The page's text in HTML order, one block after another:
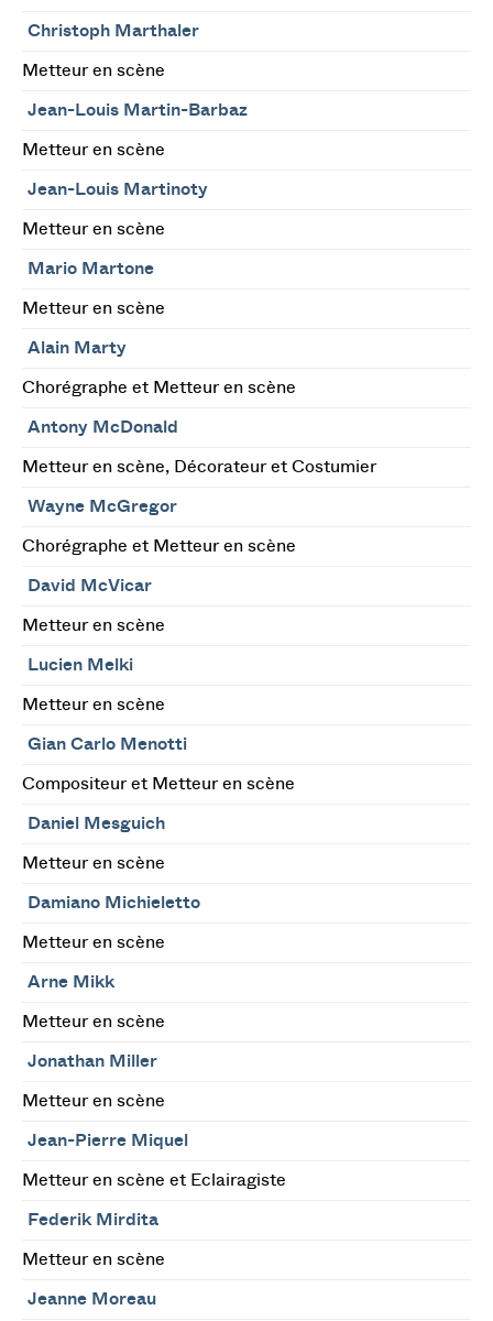
Christoph Marthaler
Metteur en scène
Jean-Louis Martin-Barbaz
Metteur en scène
Jean-Louis Martinoty
Metteur en scène
Mario Martone
Metteur en scène
Alain Marty
Chorégraphe et Metteur en scène
Antony McDonald
Metteur en scène, Décorateur et Costumier
Wayne McGregor
Chorégraphe et Metteur en scène
David McVicar
Metteur en scène
Lucien Melki
Metteur en scène
Gian Carlo Menotti
Compositeur et Metteur en scène
Daniel Mesguich
Metteur en scène
Damiano Michieletto
Metteur en scène
Arne Mikk
Metteur en scène
Jonathan Miller
Metteur en scène
Jean-Pierre Miquel
Metteur en scène et Eclairagiste
Federik Mirdita
Metteur en scène
Jeanne Moreau